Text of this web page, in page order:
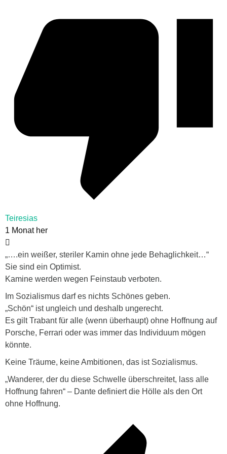
Teiresias
1 Monat her
„….ein weißer, steriler Kamin ohne jede Behaglichkeit…“
Sie sind ein Optimist.
Kamine werden wegen Feinstaub verboten.
Im Sozialismus darf es nichts Schönes geben.
„Schön“ ist ungleich und deshalb ungerecht.
Es gilt Trabant für alle (wenn überhaupt) ohne Hoffnung auf
Porsche, Ferrari oder was immer das Individuum mögen
könnte.
Keine Träume, keine Ambitionen, das ist Sozialismus.
„Wanderer, der du diese Schwelle überschreitet, lass alle
Hoffnung fahren“ – Dante definiert die Hölle als den Ort
ohne Hoffnung.